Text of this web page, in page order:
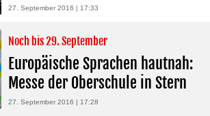
27. September 2016 | 17:33
Noch bis 29. September
Europäische Sprachen hautnah:
Messe der Oberschule in Stern
27. September 2016 | 17:28